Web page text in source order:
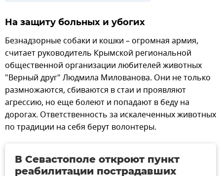
На защиту больных и убогих
Безнадзорные собаки и кошки – огромная армия,
считает руководитель Крымской региональной
общественной организации любителей животных
"Верный друг" Людмила Милованова. Они не только
размножаются, сбиваются в стаи и проявляют
агрессию, но еще болеют и попадают в беду на
дорогах. Ответственность за искалеченных животных
по традиции на себя берут волонтеры.
В Севастополе откроют пункт
реабилитации пострадавших